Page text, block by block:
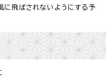
に飛ばされないようにする予